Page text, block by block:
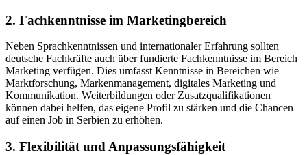
2. Fachkenntnisse im Marketingbereich
Neben Sprachkenntnissen und internationaler Erfahrung sollten
deutsche Fachkräfte auch über fundierte Fachkenntnisse im Bereich
Marketing verfügen. Dies umfasst Kenntnisse in Bereichen wie
Marktforschung, Markenmanagement, digitales Marketing und
Kommunikation. Weiterbildungen oder Zusatzqualifikationen
können dabei helfen, das eigene Profil zu stärken und die Chancen
auf einen Job in Serbien zu erhöhen.
3. Flexibilität und Anpassungsfähigkeit